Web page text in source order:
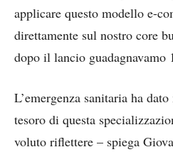
applicare questo modello e-
direttamente sul nostro core
dopo il lancio guadagnavamo
L’emergenza sanitaria ha
tesoro di questa
voluto riflettere – spiega